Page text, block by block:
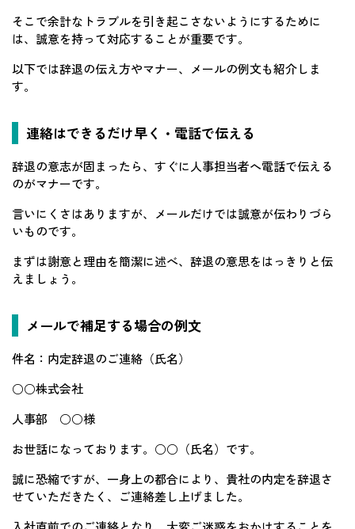
そこで余計なトラブルを引き起こさないようにするために
は、誠意を持って対応することが重要です。
以下では辞退の伝え方やマナー、メールの例文も紹介しま
す。
連絡はできるだけ早く・電話で伝える
辞退の意志が固まったら、すぐに人事担当者へ電話で伝える
のがマナーです。
言いにくさはありますが、メールだけでは誠意が伝わりづら
いものです。
まずは謝意と理由を簡潔に述べ、辞退の意思をはっきりと伝
えましょう。
メールで補足する場合の例文
件名：内定辞退のご連絡（氏名）
○○株式会社
人事部 ○○様
お世話になっております。○○（氏名）です。
誠に恐縮ですが、一身上の都合により、貴社の内定を辞退さ
せていただきたく、ご連絡差し上げました。